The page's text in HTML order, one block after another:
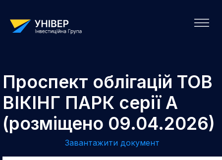
Проспект облігацій ТОВ
ВІКІНГ ПАРК серії А
(розміщено 09.04.2026)
Завантажити документ